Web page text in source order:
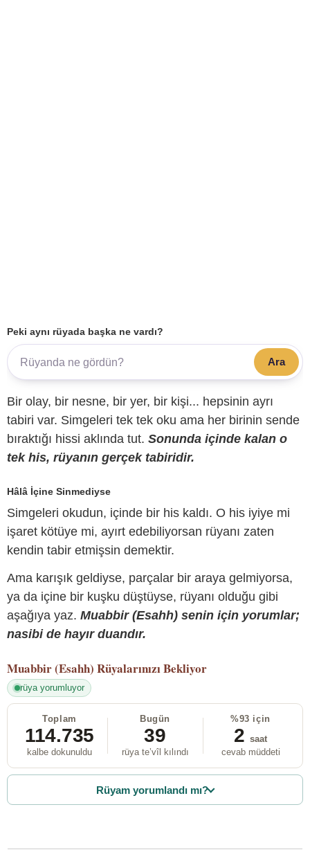
Peki aynı rüyada başka ne vardı?
Ara
Bir olay, bir nesne, bir yer, bir kişi... hepsinin ayrı
tabiri var. Simgeleri tek tek oku ama her birinin sende
bıraktığı hissi aklında tut. Sonunda içinde kalan o
tek his, rüyanın gerçek tabiridir.
Hâlâ İçine Sinmediyse
Simgeleri okudun, içinde bir his kaldı. O his iyiye mi
işaret kötüye mi, ayırt edebiliyorsan rüyanı zaten
kendin tabir etmişsin demektir.
Ama karışık geldiyse, parçalar bir araya gelmiyorsa,
ya da içine bir kuşku düştüyse, rüyanı olduğu gibi
aşağıya yaz. Muabbir (Esahh) senin için yorumlar;
nasibi de hayır duandır.
Muabbir (Esahh) Rüyalarınızı Bekliyor
rüya yorumluyor
Toplam
114.735
kalbe dokunuldu
Bugün
39
rüya te’vîl kılındı
%93 için
2 saat
cevab müddeti
Rüyam yorumlandı mı?